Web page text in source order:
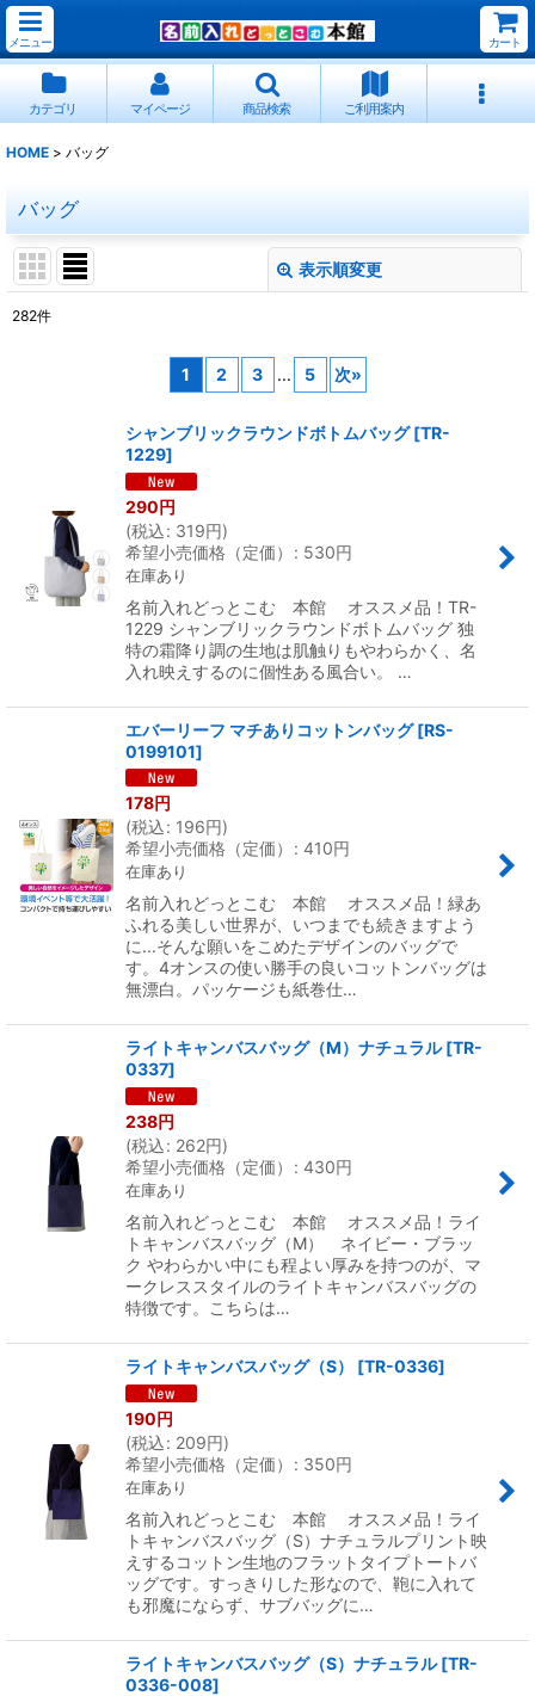
メニュー カート
カテゴリ マイページ 商品検索 ご利用案内
HOME > バッグ
バッグ
表示順変更
サブカテゴリ
絞り込む
282件
1 2 3 ... 5 次»
シャンブリックラウンドボトムバッグ [TR-
1229]
290円
(税込: 319円)
希望小売価格（定価）
: 530円
在庫あり
名前入れどっとこむ 本館 オススメ品！TR-
1229 シャンブリックラウンドボトムバッグ 独
特の霜降り調の生地は肌触りもやわらかく、名
入れ映えするのに個性ある風合い。 …
エバーリーフ マチありコットンバッグ [RS-
0199101]
178円
(税込: 196円)
希望小売価格（定価）
: 410円
在庫あり
名前入れどっとこむ 本館 オススメ品！緑あ
ふれる美しい世界が、いつまでも続きますよう
に...そんな願いをこめたデザインのバッグで
す。4オンスの使い勝手の良いコットンバッグは
無漂白。パッケージも紙巻仕…
ライトキャンバスバッグ（M）ナチュラル [TR-
0337]
238円
(税込: 262円)
希望小売価格（定価）
: 430円
在庫あり
名前入れどっとこむ 本館 オススメ品！ライ
トキャンバスバッグ（M） ネイビー・ブラッ
ク やわらかい中にも程よい厚みを持つのが、マ
ークレススタイルのライトキャンバスバッグの
特徴です。こちらは…
ライトキャンバスバッグ（S） [TR-0336]
190円
(税込: 209円)
希望小売価格（定価）
: 350円
在庫あり
名前入れどっとこむ 本館 オススメ品！ライ
トキャンバスバッグ（S）ナチュラルプリント映
えするコットン生地のフラットタイプトートバ
ッグです。すっきりした形なので、鞄に入れて
も邪魔にならず、サブバッグに…
ライトキャンバスバッグ（S）ナチュラル [TR-
0336-008]